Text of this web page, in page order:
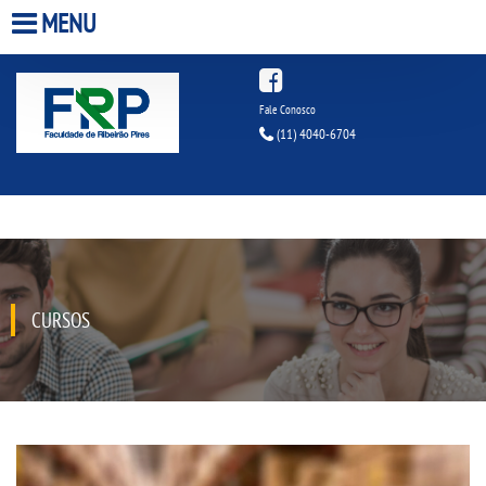
HOME
ESTÁGIOS
INFRAESTRUTURA
BIBLIOTECA
MENU
Fale Conosco
(11) 4040-6704
CURSOS